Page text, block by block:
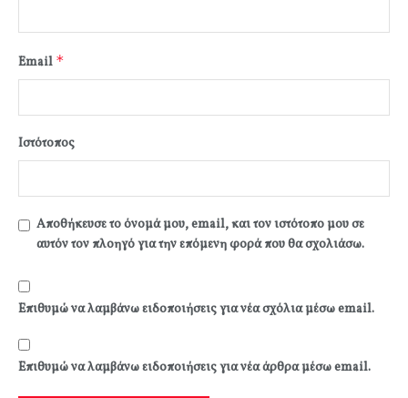
Email *
Ιστότοπος
Αποθήκευσε το όνομά μου, email, και τον ιστότοπο μου σε
αυτόν τον πλοηγό για την επόμενη φορά που θα σχολιάσω.
Επιθυμώ να λαμβάνω ειδοποιήσεις για νέα σχόλια μέσω email.
Επιθυμώ να λαμβάνω ειδοποιήσεις για νέα άρθρα μέσω email.